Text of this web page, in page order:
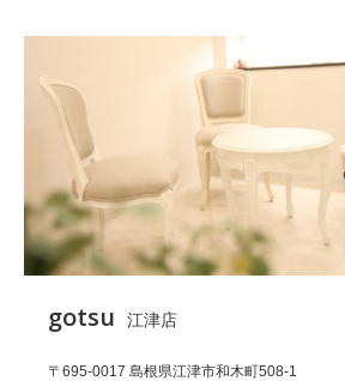
gotsu 江津店
〒695-0017 島根県江津市和木町508-1